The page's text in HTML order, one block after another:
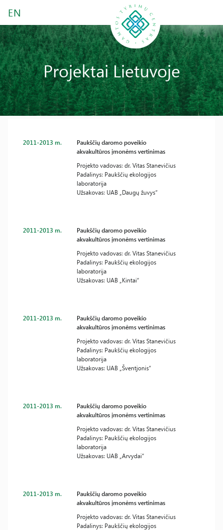
EN
Projektai Lietuvoje
2011-2013 m.
Paukščių daromo poveikio
akvakultūros įmonėms vertinimas
Projekto vadovas: dr. Vitas Stanevičius
Padalinys: Paukščių ekologijos
laboratorija
Užsakovas: UAB „Daugų žuvys“
2011-2013 m.
Paukščių daromo poveikio
akvakultūros įmonėms vertinimas
Projekto vadovas: dr. Vitas Stanevičius
Padalinys: Paukščių ekologijos
laboratorija
Užsakovas: UAB „Kintai“
2011-2013 m.
Paukščių daromo poveikio
akvakultūros įmonėms vertinimas
Projekto vadovas: dr. Vitas Stanevičius
Padalinys: Paukščių ekologijos
laboratorija
Užsakovas: UAB „Šventjonis“
2011-2013 m.
Paukščių daromo poveikio
akvakultūros įmonėms vertinimas
Projekto vadovas: dr. Vitas Stanevičius
Padalinys: Paukščių ekologijos
laboratorija
Užsakovas: UAB „Arvydai“
2011-2013 m.
Paukščių daromo poveikio
akvakultūros įmonėms vertinimas
Projekto vadovas: dr. Vitas Stanevičius
Padalinys: Paukščių ekologijos